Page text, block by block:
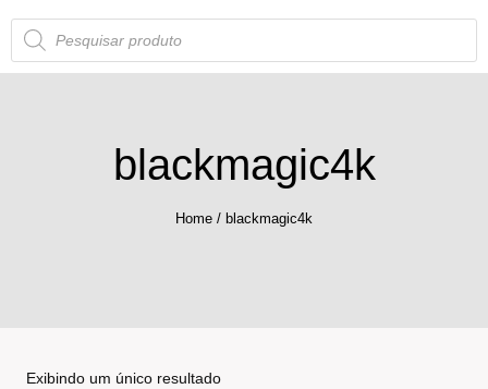
blackmagic4k
Home / blackmagic4k
Exibindo um único resultado